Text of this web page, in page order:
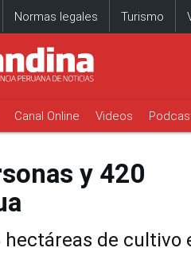
Normas legales Turismo
Canal Online Videos
y 420
de cultivo